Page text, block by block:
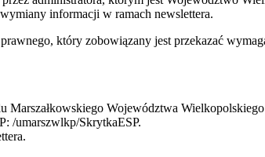
informacji w ramach newslettera.
który zobowiązany jest przekazać
Województwa
/umarszwlkp/SkrytkaESP.